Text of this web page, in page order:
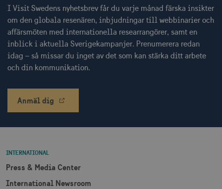
I Visit Swedens nyhetsbrev får du varje månad färska insikter
om den globala resenären, inbjudningar till webbinarier och
affärsmöten med internationella researrangörer, samt en
inblick i aktuella Sverigekampanjer. Prenumerera redan
idag – så missar du inget av det som kan stärka ditt arbete
och din kommunikation.
Anmäl dig
INTERNATIONAL
Press & Media Center
International Newsroom
webbplatsfunktioner som användarinloggning
och kontohantering men bidrar även till en
säker webbplats. Webbplatsen kan inte
användas ordentligt utan strikt nödvändiga
cookies.
Namn
Leverantör / Domän
csrftoken
receive-cookie-
.doubleclick.net
6